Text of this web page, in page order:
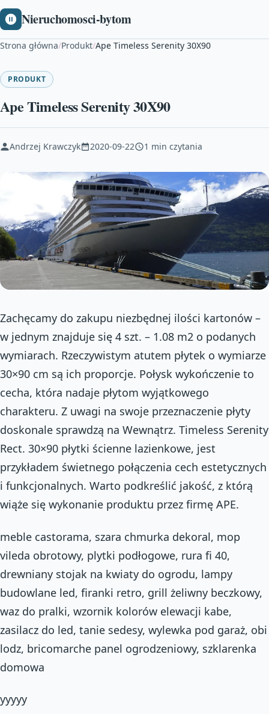
Nieruchomosci-bytom
Strona główna/Produkt/Ape Timeless Serenity 30X90
PRODUKT
Ape Timeless Serenity 30X90
Andrzej Krawczyk 2020-09-22 1 min czytania
Zachęcamy do zakupu niezbędnej ilości kartonów –
w jednym znajduje się 4 szt. – 1.08 m2 o podanych
wymiarach. Rzeczywistym atutem płytek o wymiarze
30×90 cm są ich proporcje. Połysk wykończenie to
cecha, która nadaje płytom wyjątkowego
charakteru. Z uwagi na swoje przeznaczenie płyty
doskonale sprawdzą na Wewnątrz. Timeless Serenity
Rect. 30×90 płytki ścienne lazienkowe, jest
przykładem świetnego połączenia cech estetycznych
i funkcjonalnych. Warto podkreślić jakość, z którą
wiąże się wykonanie produktu przez firmę APE.
meble castorama, szara chmurka dekoral, mop
vileda obrotowy, plytki podłogowe, rura fi 40,
drewniany stojak na kwiaty do ogrodu, lampy
budowlane led, firanki retro, grill żeliwny beczkowy,
waz do pralki, wzornik kolorów elewacji kabe,
zasilacz do led, tanie sedesy, wylewka pod garaż, obi
lodz, bricomarche panel ogrodzeniowy, szklarenka
domowa
yyyyy